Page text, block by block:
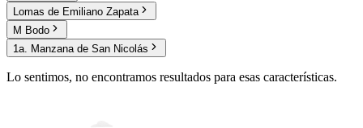
Lomas de Emiliano Zapata
M Bodo
1a. Manzana de San Nicolás
Lo sentimos, no encontramos resultados para esas características.